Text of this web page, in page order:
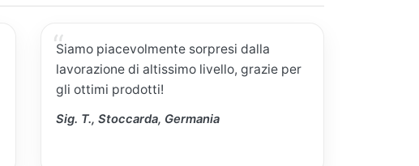
Siamo piacevolmente sorpresi dalla
lavorazione di altissimo livello, grazie per
gli ottimi prodotti!
Sig. T., Stoccarda, Germania